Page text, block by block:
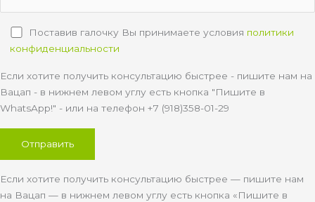
Поставив галочку Вы принимаете условия политики
конфиденциальности
Если хотите получить консультацию быстрее - пишите нам на
Вацап - в нижнем левом углу есть кнопка "Пишите в
WhatsApp!" - или на телефон +7 (918)358-01-29
Если хотите получить консультацию быстрее — пишите нам
на Вацап — в нижнем левом углу есть кнопка «Пишите в